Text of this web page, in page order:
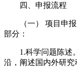
四、申报流程
（一） 项目申报
部分：
1.科学问题陈述。
沿，阐述国内外研